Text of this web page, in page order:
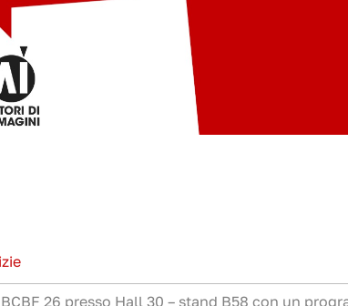
26 presso Hall 30 – stand B58 con un